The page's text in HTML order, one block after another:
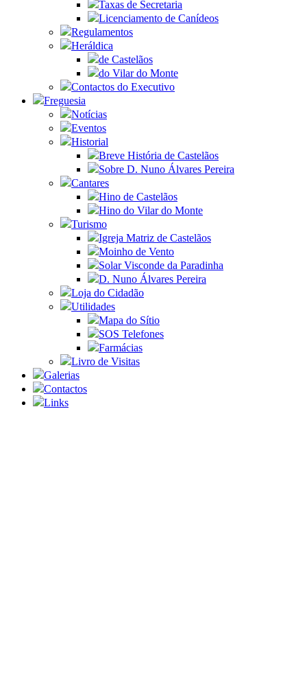
Taxas de Secretaria
Licenciamento de Canídeos
Regulamentos
Heráldica
de Castelãos
do Vilar do Monte
Contactos do Executivo
Freguesia
Notícias
Eventos
Historial
Breve História de Castelãos
Sobre D. Nuno Álvares Pereira
Cantares
Hino de Castelãos
Hino do Vilar do Monte
Turismo
Igreja Matriz de Castelãos
Moinho de Vento
Solar Visconde da Paradinha
D. Nuno Álvares Pereira
Loja do Cidadão
Utilidades
Mapa do Sítio
SOS Telefones
Farmácias
Livro de Visitas
Galerias
Contactos
Links